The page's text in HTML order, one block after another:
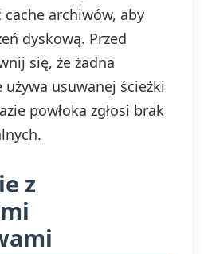
cache archiwów, aby
dyskową. Przed
się, że żadna
usuwanej ścieżki
powłoka zgłosi brak
z